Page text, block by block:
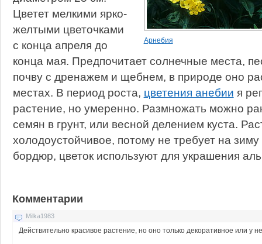
Арнебия
Цветет мелкими ярко-
желтыми цветочками
с конца апреля до
конца мая. Предпочитает солнечные места,
почву с дренажем и щебнем, в природе оно
местах. В период роста, цветения анебии я
растение, но умеренно. Размножать можно
семян в грунт, или весной делением куста.
холодоустойчивое, потому не требует на
бордюр, цветок используют для украшения
Комментарии
Milka1983
Действительно красивое растение, но оно только декоративное или у